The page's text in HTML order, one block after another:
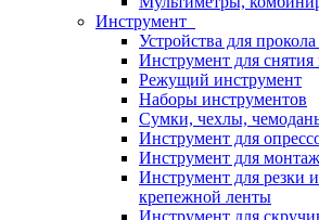
Инструмент
Устройства для прокола
Инструмент для снятия
Режущий инструмент
Наборы инструментов
Сумки, чехлы,
Инструмент для
Инструмент для
Инструмент для резки
крепежной ленты
Инструмент для